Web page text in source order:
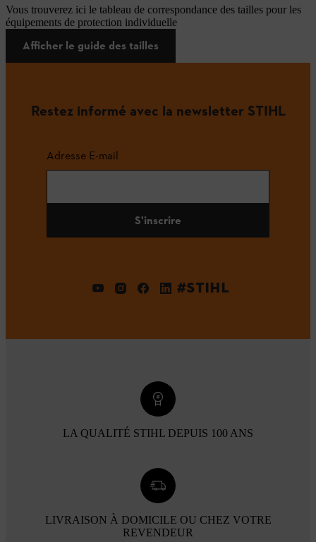
Vous trouverez ici le tableau de correspondance des tailles pour les
équipements de protection individuelle
Afficher le guide des tailles
Restez informé avec la newsletter STIHL
Adresse E-mail
S'inscrire
#STIHL
LA QUALITÉ STIHL DEPUIS 100 ANS
LIVRAISON À DOMICILE OU CHEZ VOTRE
REVENDEUR